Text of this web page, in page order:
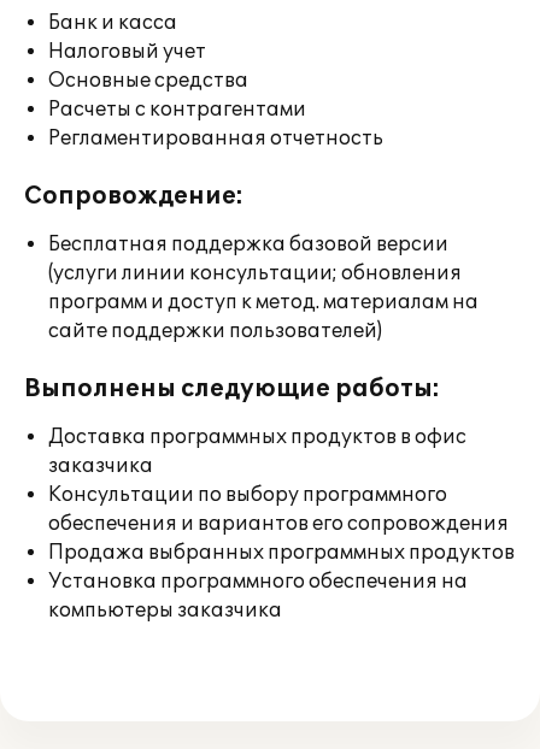
Банк и касса
Налоговый учет
Основные средства
Расчеты с контрагентами
Регламентированная отчетность
Сопровождение:
Бесплатная поддержка базовой версии
(услуги линии консультации; обновления
программ и доступ к метод. материалам на
сайте поддержки пользователей)
Выполнены следующие работы:
Доставка программных продуктов в офис
заказчика
Консультации по выбору программного
обеспечения и вариантов его сопровождения
Продажа выбранных программных продуктов
Установка программного обеспечения на
компьютеры заказчика